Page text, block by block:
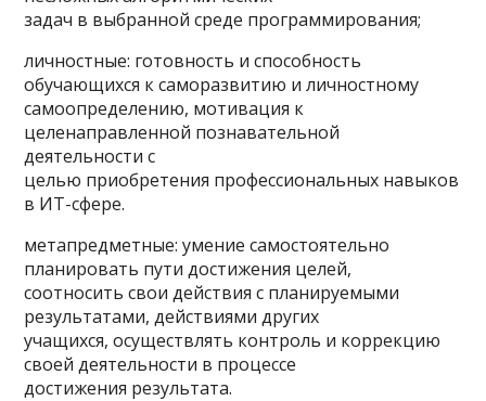
задач в выбранной среде программирования;
личностные: готовность и способность
обучающихся к саморазвитию и личностному
самоопределению, мотивация к
целенаправленной познавательной
деятельности с
целью приобретения профессиональных навыков
в ИТ-сфере.
метапредметные: умение самостоятельно
планировать пути достижения целей,
соотносить свои действия с планируемыми
результатами, действиями других
учащихся, осуществлять контроль и коррекцию
своей деятельности в процессе
достижения результата.